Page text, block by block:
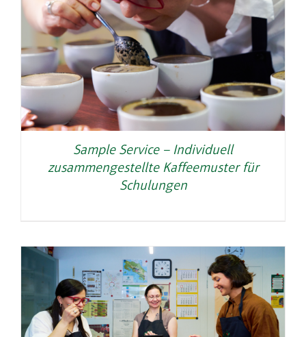
Sample Service – Individuell
zusammengestellte Kaffeemuster für
Schulungen